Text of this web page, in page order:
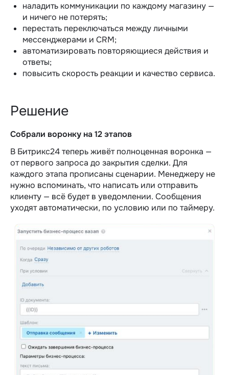
наладить коммуникации по каждому магазину —
и ничего не потерять;
перестать переключаться между личными
мессенджерами и CRM;
автоматизировать повторяющиеся действия и
ответы;
повысить скорость реакции и качество сервиса.
Решение
Собрали воронку на 12 этапов
В Битрикс24 теперь живёт полноценная воронка —
от первого запроса до закрытия сделки. Для
каждого этапа прописаны сценарии. Менеджеру не
нужно вспоминать, что написать или отправить
клиенту — всё будет в уведомлении. Сообщения
уходят автоматически, по условию или по таймеру.